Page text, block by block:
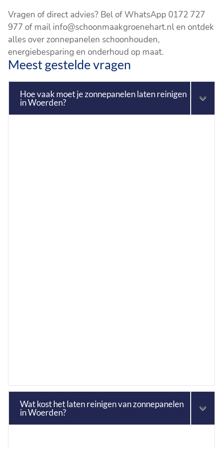
Vragen of direct advies? Bel of WhatsApp 0172 727
977 of mail info@schoonmaakgroenehart.nl en ontdek
alles over zonnepanelen schoonhouden,
energiebesparing en onderhoud op maat.
Meest gestelde vragen
Hoe vaak moet je zonnepanelen laten reinigen
in Woerden?
Wat kost het laten reinigen van zonnepanelen
in Woerden?